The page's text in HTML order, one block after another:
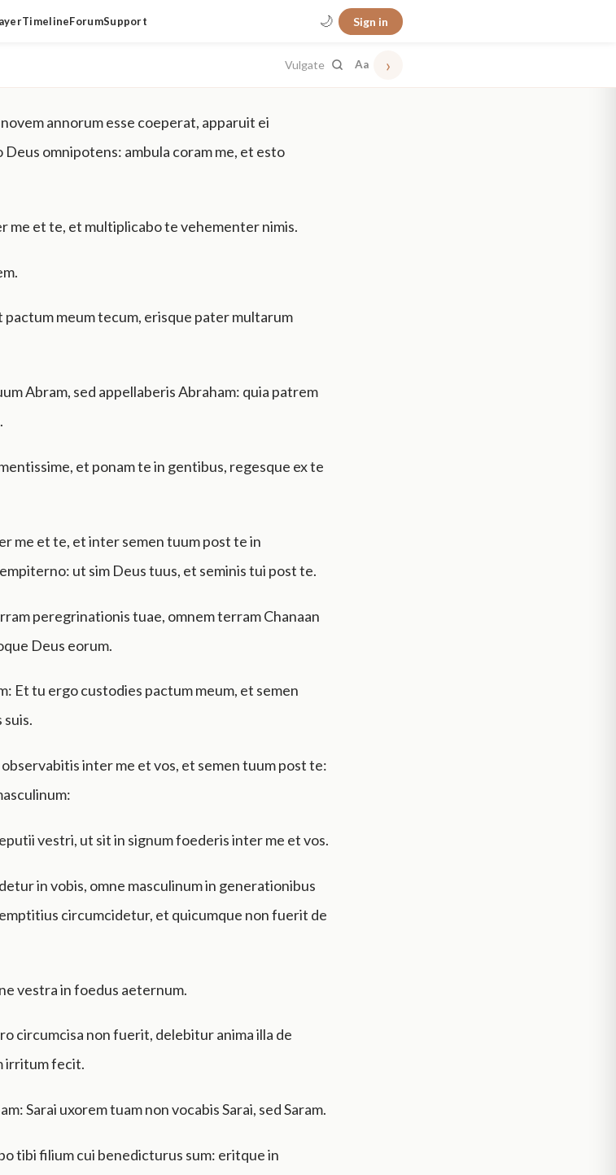
TimelineForumSupport 🌙 Sign in
Vulgate Aa ›
annorum esse coeperat, apparuit ei
Deus omnipotens: ambula coram me, et esto
me et te, et multiplicabo te vehementer nimis.
pactum meum tecum, erisque pater multarum
Abram, sed appellaberis Abraham: quia patrem
et ponam te in gentibus, regesque ex te
me et te, et inter semen tuum post te in
ut sim Deus tuus, et seminis tui post te.
peregrinationis tuae, omnem terram Chanaan
Deus eorum.
Et tu ergo custodies pactum meum, et semen
inter me et vos, et semen tuum post te:
vestri, ut sit in signum foederis inter me et vos.
in vobis, omne masculinum in generationibus
circumcidetur, et quicumque non fuerit de
vestra in foedus aeternum.
circumcisa non fuerit, delebitur anima illa de
irritum fecit.
Sarai uxorem tuam non vocabis Sarai, sed Saram.
tibi filium cui benedicturus sum: eritque in